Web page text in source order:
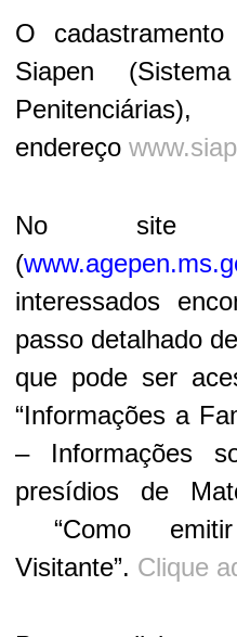
O
Siapen
endereço
No site
(
interessados
passo detalhado
que pode ser
“Informações a
– Informações
presídios de
“Como
Visitante”. Clique